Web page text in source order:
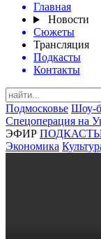
Главная
Новости
Сюжеты
Трансляция
Подкасты
Контакты
Подмосковье Шоу-
Спецоперация на
ЭФИР
Экономика